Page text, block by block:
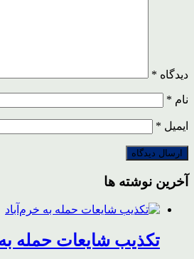
دیدگاه *
نام *
ایمیل *
آخرین نوشته ها
تکذیب شایعات حمله